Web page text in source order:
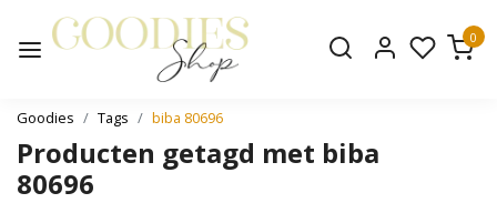
0
Goodies Tags biba 80696
Producten getagd met biba
80696